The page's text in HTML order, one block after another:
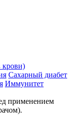
крови)
Сахарный диабет
Иммунитет
применением